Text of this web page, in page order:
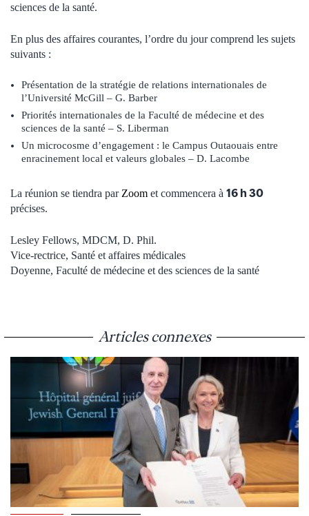
sciences de la santé.
En plus des affaires courantes, l’ordre du jour comprend les sujets
suivants :
Présentation de la stratégie de relations internationales de
l’Université McGill – G. Barber
Priorités internationales de la Faculté de médecine et des
sciences de la santé – S. Liberman
Un microcosme d’engagement : le Campus Outaouais entre
enracinement local et valeurs globales – D. Lacombe
La réunion se tiendra par Zoom et commencera à 16 h 30
précises.
Lesley Fellows, MDCM, D. Phil.
Vice-rectrice, Santé et affaires médicales
Doyenne, Faculté de médecine et des sciences de la santé
Articles connexes